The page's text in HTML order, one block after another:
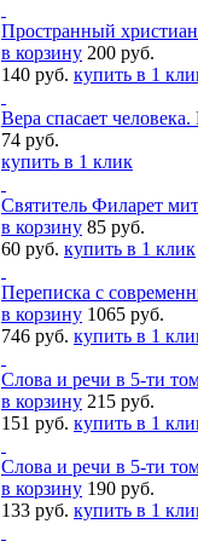
Пространный
в корзину 200 руб.
140 руб. купить в 1
Вера спасает
74 руб.
купить в 1 клик
Святитель Филарет
в корзину 85 руб.
60 руб. купить в 1 клик
Переписка с
в корзину 1065 руб.
746 руб. купить в 1
Слова и речи в 5-ти
в корзину 215 руб.
151 руб. купить в 1
Слова и речи в 5-ти
в корзину 190 руб.
133 руб. купить в 1